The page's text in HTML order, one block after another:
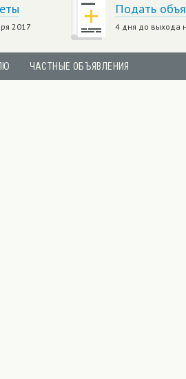
2017
Подать
4 дня до выхода
ЧАСТНЫЕ ОБЪЯВЛЕНИЯ